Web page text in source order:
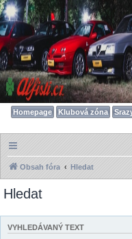
Homepage Klubová zóna
Obsah fóra Hledat
Hledat
VYHLEDÁVANÝ TEXT